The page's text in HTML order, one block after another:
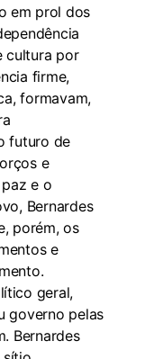
em prol dos
cultura por
firme,
formavam,
futuro de
e
e o
Bernardes
porém, os
e
geral,
governo pelas
Bernardes